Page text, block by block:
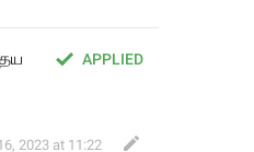
APPLIED
2023 at 11:22